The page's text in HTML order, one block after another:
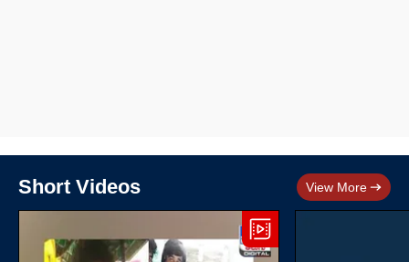
Short Videos View More